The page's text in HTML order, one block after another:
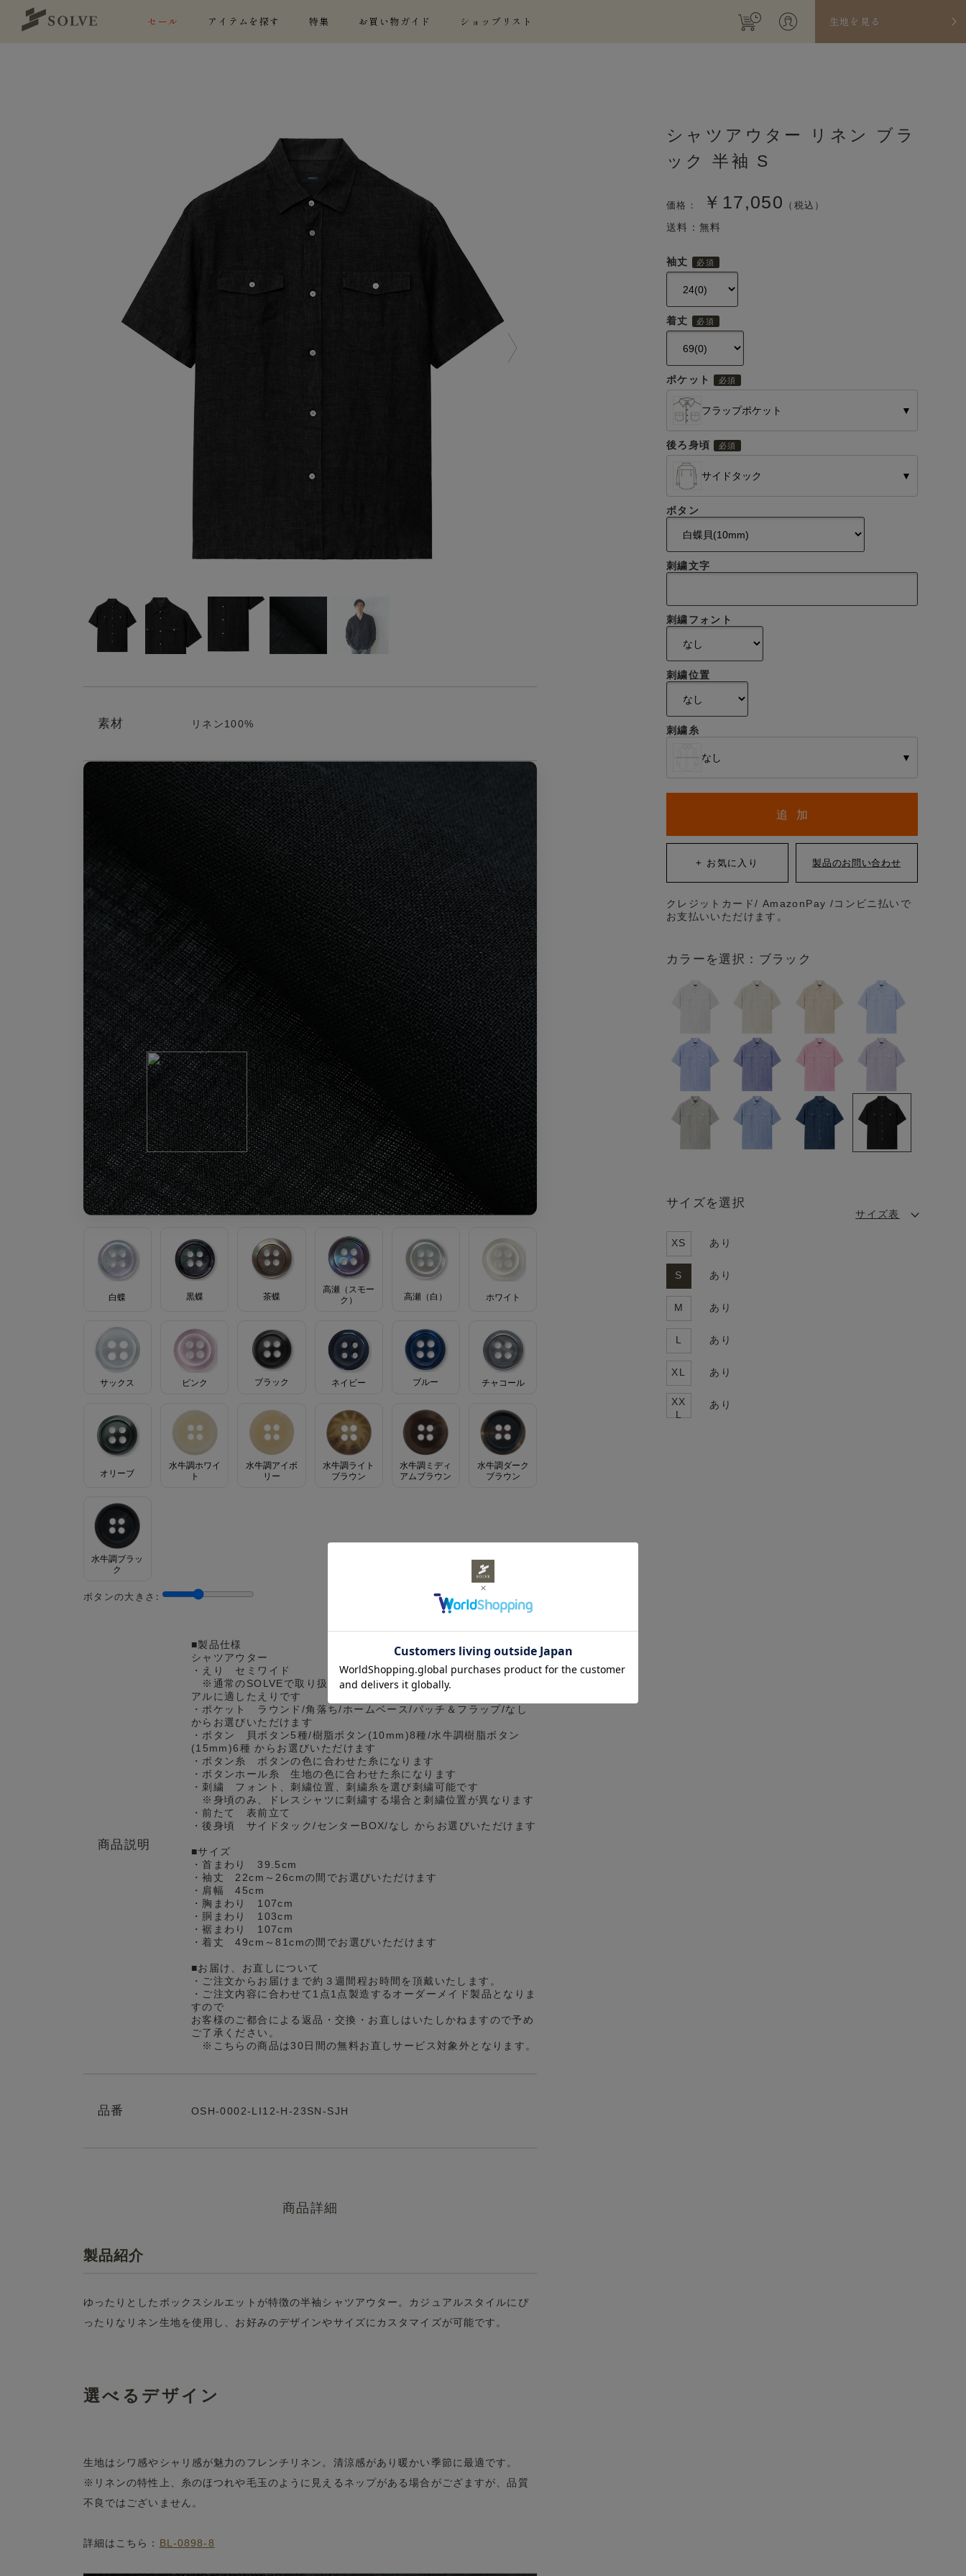
生地を見る
セール アイテムを探す 特集 お買い物ガイド ショップリスト
素材 リネン100%
白蝶 黒蝶 茶蝶
高瀬（スモー
ク）
高瀬（白） ホワイト
サックス ピンク ブラック ネイビー ブルー チャコール
オリーブ
水牛調ホワイ
ト
水牛調アイボ
リー
水牛調ライト
ブラウン
水牛調ミディ
アムブラウン
水牛調ダーク
ブラウン
水牛調ブラッ
ク
ボタンの大きさ:
商品説明
■製品仕様
シャツアウター
・えり セミワイド
※通常のSOLVEで取り扱っているセミワイドとは異なる、カジュ
アルに適したえりです
・ポケット ラウンド/角落ち/ホームベース/パッチ＆フラップ/なし
からお選びいただけます
・ボタン 貝ボタン5種/樹脂ボタン(10mm)8種/水牛調樹脂ボタン
(15mm)6種 からお選びいただけます
・ボタン糸 ボタンの色に合わせた糸になります
・ボタンホール糸 生地の色に合わせた糸になります
・刺繍 フォント、刺繍位置、刺繍糸を選び刺繍可能です
※身頃のみ、ドレスシャツに刺繍する場合と刺繍位置が異なります
・前たて 表前立て
・後身頃 サイドタック/センターBOX/なし からお選びいただけます
■サイズ
・首まわり 39.5cm
・袖丈 22cm～26cmの間でお選びいただけます
・肩幅 45cm
・胸まわり 107cm
・胴まわり 103cm
・裾まわり 107cm
・着丈 49cm～81cmの間でお選びいただけます
■お届け、お直しについて
・ご注文からお届けまで約３週間程お時間を頂戴いたします。
・ご注文内容に合わせて1点1点製造するオーダーメイド製品となりま
すので
お客様のご都合による返品・交換・お直しはいたしかねますので予め
ご了承ください。
※こちらの商品は30日間の無料お直しサービス対象外となります。
品番 OSH-0002-LI12-H-23SN-SJH
商品詳細
製品紹介
ゆったりとしたボックスシルエットが特徴の半袖シャツアウター。カジュアルスタイルにぴ
ったりなリネン生地を使用し、お好みのデザインやサイズにカスタマイズが可能です。
選べるデザイン
生地はシワ感やシャリ感が魅力のフレンチリネン。清涼感があり暖かい季節に最適です。
※リネンの特性上、糸のほつれや毛玉のように見えるネップがある場合がござますが、品質
不良ではございません。
詳細はこちら： BL-0898-8
シャツアウター リネン ブラ
ック 半袖 S
価格： ￥17,050 （税込）
送料：無料
袖丈
着丈
ポケット
フラップポケット ▼
後ろ身頃
サイドタック ▼
ボタン
刺繍文字
刺繍フォント
刺繍位置
刺繍糸
なし ▼
カラーを選択：ブラック
サイズを選択
サイズ表
XS あり
S あり
M あり
L あり
XL あり
XX
L
あり
追 加
クレジットカード/ AmazonPay /コンビニ払いで
お支払いいただけます。